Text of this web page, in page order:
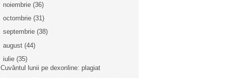
noiembrie (36)
octombrie (31)
septembrie (38)
august (44)
iulie (35)
Cuvântul lunii pe dexonline: plagiat